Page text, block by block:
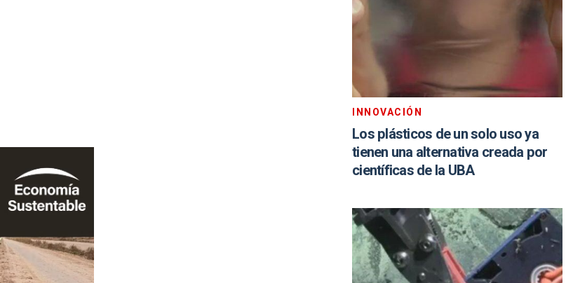
INNOVACIÓN
Los plásticos de un solo uso ya
tienen una alternativa creada por
científicas de la UBA